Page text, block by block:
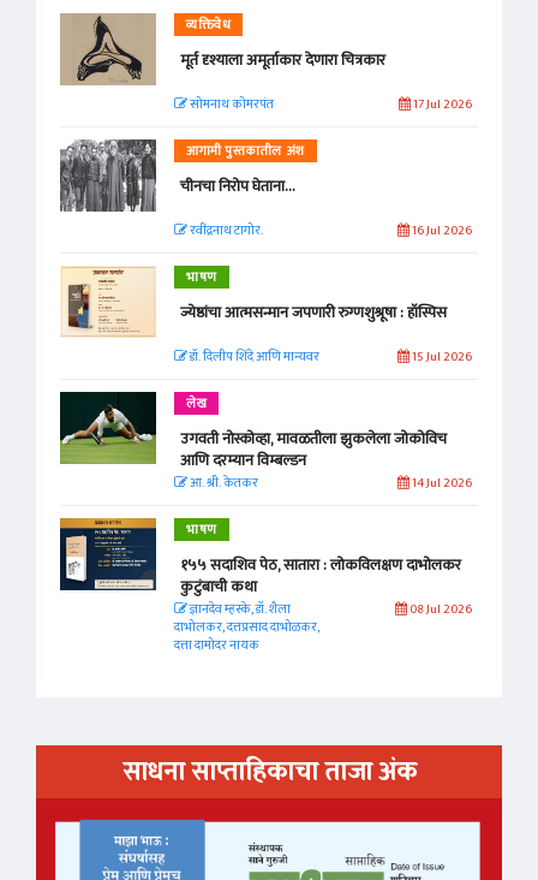
व्यक्तिवेध
मूर्त दृश्याला अमूर्ताकार देणारा चित्रकार
सोमनाथ कोमरपंत 17 Jul 2026
आगामी पुस्तकातील अंश
चीनचा निरोप घेताना...
रवींद्रनाथ टागोर. 16 Jul 2026
भाषण
ज्येष्ठांचा आत्मसन्मान जपणारी रुग्णशुश्रूषा : हॉस्पिस
डॉ. दिलीप शिंदे आणि मान्यवर 15 Jul 2026
लेख
उगवती नोस्कोव्हा, मावळतीला झुकलेला जोकोविच
आणि दरम्यान विम्बल्डन
आ. श्री. केतकर 14 Jul 2026
भाषण
१५५ सदाशिव पेठ, सातारा : लोकविलक्षण दाभोलकर
कुटुंबाची कथा
ज्ञानदेव म्हस्के, डॉ. शैला
दाभोलकर, दत्तप्रसाद दाभोळकर,
दत्ता दामोदर नायक
08 Jul 2026
साधना साप्ताहिकाचा ताजा अंक